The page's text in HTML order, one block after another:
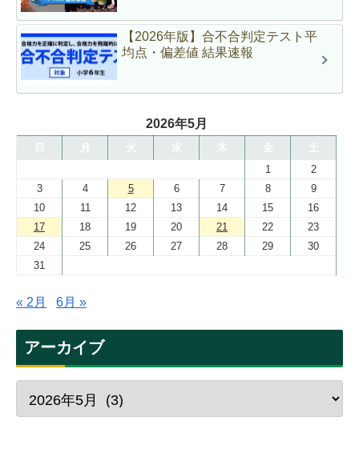
【2026年版】合不合判定テスト平
均点・偏差値 結果速報
2026年5月
日 月 火 水 木 金
土
1
2
3
4 5 6 7 8
9
10
11 12 13 14 15
16
17
18 19 20 21 22
23
24
25 26 27 28 29
30
31
« 2月 6月 »
アーカイブ